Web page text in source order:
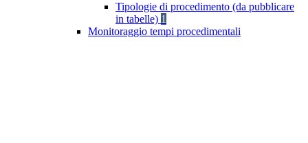
Tipologie di procedimento (da pubblicare
in tabelle) 1
Monitoraggio tempi procedimentali